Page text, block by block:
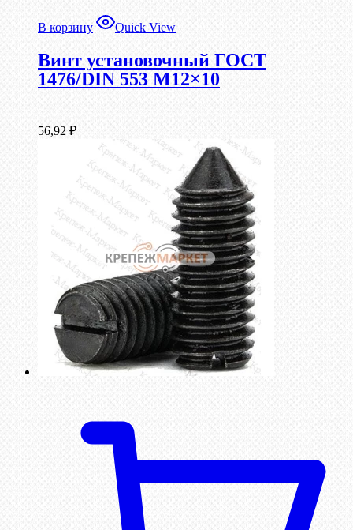
В корзину Quick View
Винт установочный ГОСТ
1476/DIN 553 М12×10
56,92 ₽